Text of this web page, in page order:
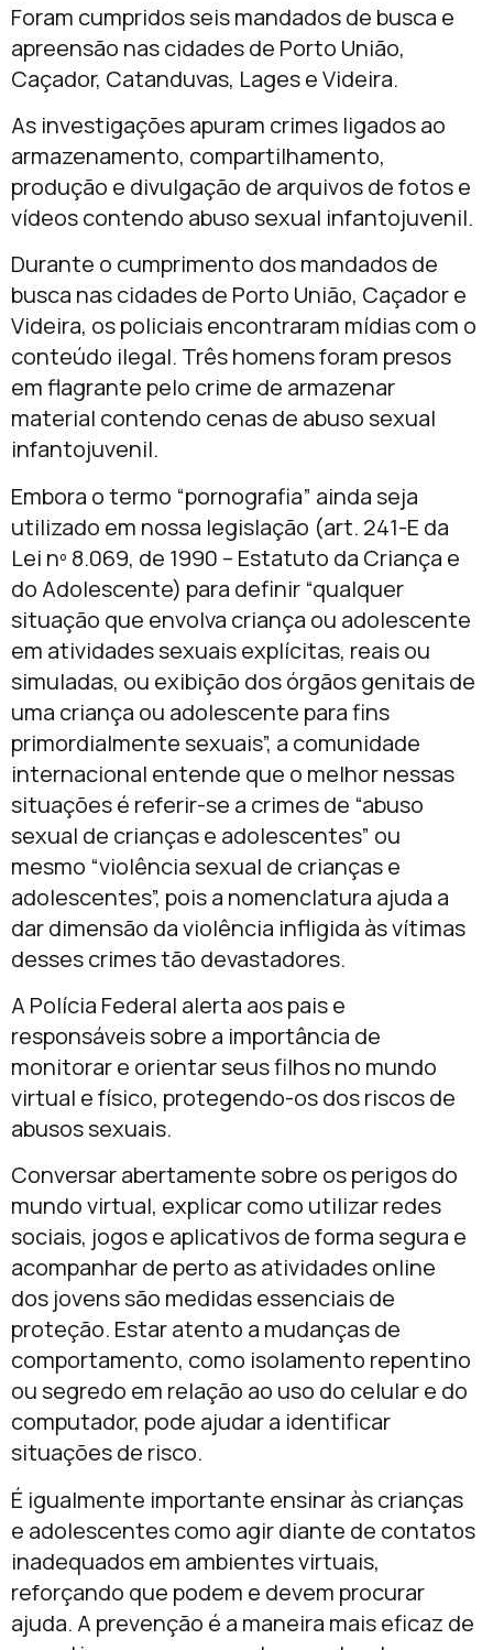
Foram cumpridos seis mandados de busca e
apreensão nas cidades de Porto União,
Caçador, Catanduvas, Lages e Videira.
As investigações apuram crimes ligados ao
armazenamento, compartilhamento,
produção e divulgação de arquivos de fotos e
vídeos contendo abuso sexual infantojuvenil.
Durante o cumprimento dos mandados de
busca nas cidades de Porto União, Caçador e
Videira, os policiais encontraram mídias com o
conteúdo ilegal. Três homens foram presos
em flagrante pelo crime de armazenar
material contendo cenas de abuso sexual
infantojuvenil.
Embora o termo “pornografia” ainda seja
utilizado em nossa legislação (art. 241-E da
Lei nº 8.069, de 1990 – Estatuto da Criança e
do Adolescente) para definir “qualquer
situação que envolva criança ou adolescente
em atividades sexuais explícitas, reais ou
simuladas, ou exibição dos órgãos genitais de
uma criança ou adolescente para fins
primordialmente sexuais”, a comunidade
internacional entende que o melhor nessas
situações é referir-se a crimes de “abuso
sexual de crianças e adolescentes” ou
mesmo “violência sexual de crianças e
adolescentes”, pois a nomenclatura ajuda a
dar dimensão da violência infligida às vítimas
desses crimes tão devastadores.
A Polícia Federal alerta aos pais e
responsáveis sobre a importância de
monitorar e orientar seus filhos no mundo
virtual e físico, protegendo-os dos riscos de
abusos sexuais.
Conversar abertamente sobre os perigos do
mundo virtual, explicar como utilizar redes
sociais, jogos e aplicativos de forma segura e
acompanhar de perto as atividades online
dos jovens são medidas essenciais de
proteção. Estar atento a mudanças de
comportamento, como isolamento repentino
ou segredo em relação ao uso do celular e do
computador, pode ajudar a identificar
situações de risco.
É igualmente importante ensinar às crianças
e adolescentes como agir diante de contatos
inadequados em ambientes virtuais,
reforçando que podem e devem procurar
ajuda. A prevenção é a maneira mais eficaz de